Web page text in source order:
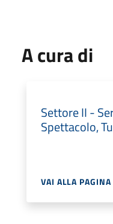
A cura di
Settore II -
Spettacolo,
VAI ALLA PAGINA